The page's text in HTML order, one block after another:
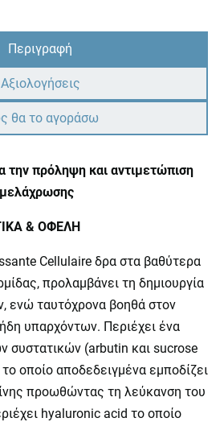
Περιγραφή
Αξιολογήσεις
θα το αγοράσω
την πρόληψη και αντιμετώπιση
& ΟΦΕΛΗ
Cellulaire δρα στα βαθύτερα
προλαμβάνει τη δημιουργία
ενώ ταυτόχρονα βοηθά στον
υπαρχόντων. Περιέχει ένα
συστατικών (arbutin και sucrose
οποίο αποδεδειγμένα εμποδίζει
προωθώντας τη λεύκανση του
hyaluronic acid το οποίο